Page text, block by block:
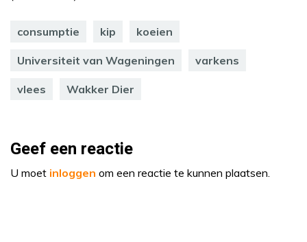
consumptie kip koeien
Universiteit van Wageningen varkens
vlees Wakker Dier
Geef een reactie
U moet inloggen om een reactie te kunnen plaatsen.